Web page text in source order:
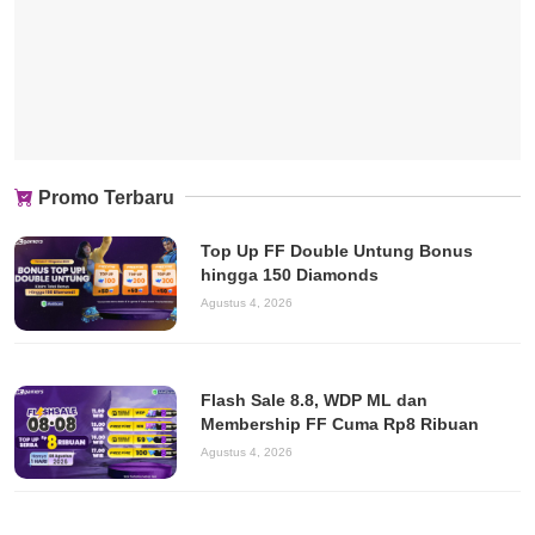
Promo Terbaru
Top Up FF Double Untung Bonus
hingga 150 Diamonds
Agustus 4, 2026
Flash Sale 8.8, WDP ML dan
Membership FF Cuma Rp8 Ribuan
Agustus 4, 2026